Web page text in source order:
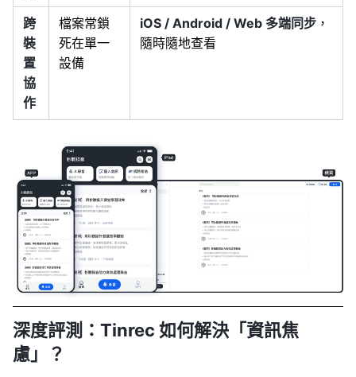
跨
裝
置
協
作
檔案常鎖
死在單一
設備
iOS / Android / Web 多端同步 ，
隨時隨地查看
深度評測：Tinrec 如何解決「資訊焦
慮」？